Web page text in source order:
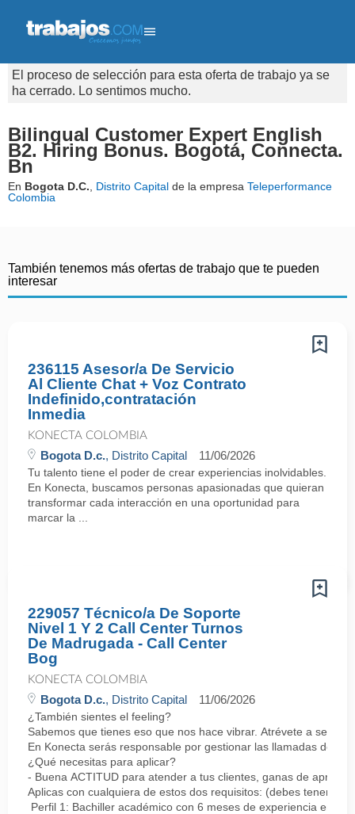
El proceso de selección para esta oferta de trabajo ya se
ha cerrado. Lo sentimos mucho.
Bilingual Customer Expert English
B2. Hiring Bonus. Bogotá, Connecta.
Bn
En Bogota D.C. Distrito Capital de la empresa Teleperformance
Colombia
También tenemos más ofertas de trabajo que te pueden
interesar
236115 Asesor/a De Servicio
Al Cliente Chat + Voz Contrato
Indefinido,contratación
Inmedia
KONECTA COLOMBIA
Bogota D.c., Distrito Capital 11/06/2026
Tu talento tiene el poder de crear experiencias inolvidables.
En Konecta, buscamos personas apasionadas que quieran
transformar cada interacción en una oportunidad para
marcar la ...
229057 Técnico/a De Soporte
Nivel 1 Y 2 Call Center Turnos
De Madrugada - Call Center
Bog
KONECTA COLOMBIA
Bogota D.c., Distrito Capital 11/06/2026
¿También sientes el feeling?
Sabemos que tienes eso que nos hace vibrar. Atrévete a ser
En Konecta serás responsable por gestionar las llamadas de
¿Qué necesitas para aplicar?
- Buena ACTITUD para atender a tus clientes, ganas de
Aplicas con cualquiera de estos dos requisitos: (debes tener
Perfil 1: Bachiller académico con 6 meses de experiencia en